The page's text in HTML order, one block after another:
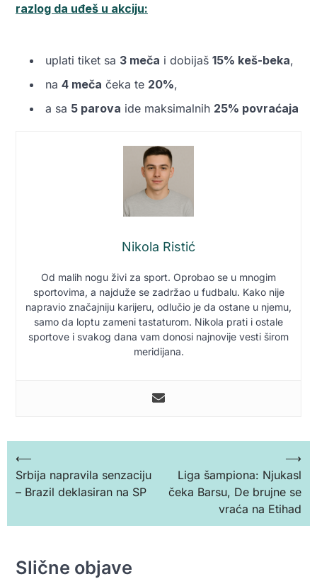
razlog da uđeš u akciju:
uplati tiket sa 3 meča i dobijaš 15% keš-beka,
na 4 meča čeka te 20%,
a sa 5 parova ide maksimalnih 25% povraćaja
Nikola Ristić
Od malih nogu živi za sport. Oprobao se u mnogim
sportovima, a najduže se zadržao u fudbalu. Kako nije
napravio značajniju karijeru, odlučio je da ostane u njemu,
samo da loptu zameni tastaturom. Nikola prati i ostale
sportove i svakog dana vam donosi najnovije vesti širom
meridijana.
Кретање
чланка
⟵
Srbija napravila senzaciju
– Brazil deklasiran na SP
Liga šampiona: Njukasl
čeka Barsu, De brujne se
vraća na Etihad
⟶
Slične objave